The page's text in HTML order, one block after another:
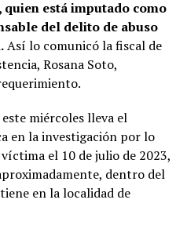
quien está imputado como
del delito de abuso
Así lo comunicó la fiscal de
Rosana Soto,
miércoles lleva el
en la investigación por lo
el 10 de julio de 2023,
dentro del
en la localidad de